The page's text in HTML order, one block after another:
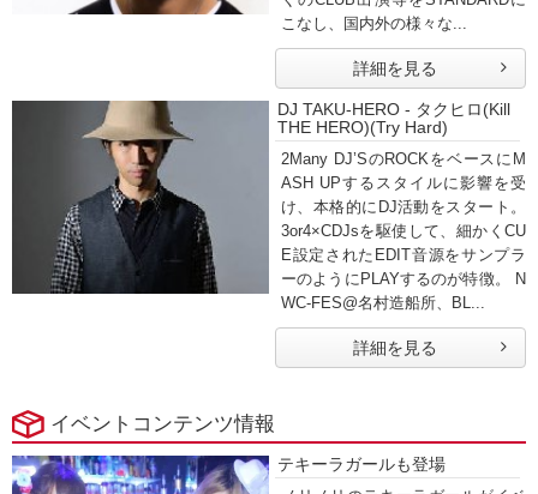
こなし、国内外の様々な...
詳細を見る
DJ TAKU-HERO - タクヒロ(Kill
THE HERO)(Try Hard)
2Many DJ’SのROCKをベースにM
ASH UPするスタイルに影響を受
け、本格的にDJ活動をスタート。
3or4×CDJsを駆使して、細かくCU
E設定されたEDIT音源をサンプラ
ーのようにPLAYするのが特徴。 N
WC-FES@名村造船所、BL...
詳細を見る
イベントコンテンツ情報
テキーラガールも登場